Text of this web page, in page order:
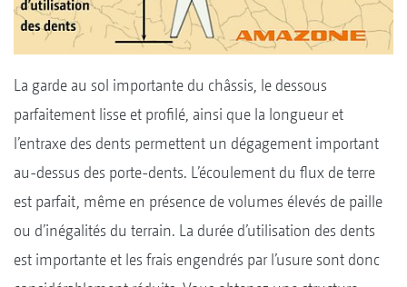
La garde au sol importante du châssis, le dessous
parfaitement lisse et profilé, ainsi que la longueur et
l’entraxe des dents permettent un dégagement important
au-dessus des porte-dents. L’écoulement du flux de terre
est parfait, même en présence de volumes élevés de paille
ou d’inégalités du terrain. La durée d’utilisation des dents
est importante et les frais engendrés par l’usure sont donc